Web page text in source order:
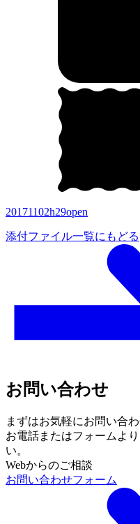
20171102h29open
添付ファイル一覧にもどる
お問い合わせ
まずはお気軽にお問い合
お電話またはフォームより
い。
Webからのご相談
お問い合わせフォーム